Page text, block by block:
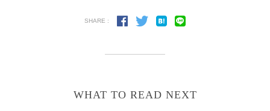
SHARE :
WHAT TO READ NEXT